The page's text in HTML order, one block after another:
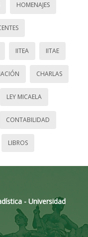
HOMENAJES
IITEA IITAE
CHARLAS
LEY MICAELA
CONTABILIDAD
LIBROS
- Universidad